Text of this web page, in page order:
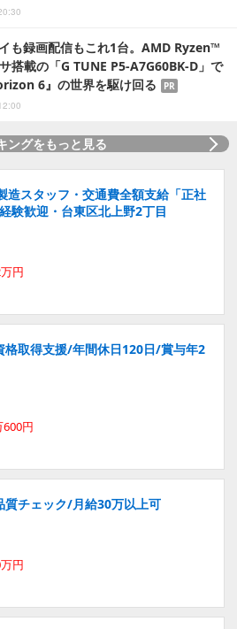
も録画配信もこれ1台。AMD Ryzen™
搭載の「G TUNE P5-A7G60BK-D」で
6』の世界を駆け回る
PR
ングをもっと見る
造スタッフ・交通費全額支給「正社
験歓迎・台東区北上野2丁目
円
取得支援/年間休日120日/賞与年2
円
チェック/月給30万以上可
円